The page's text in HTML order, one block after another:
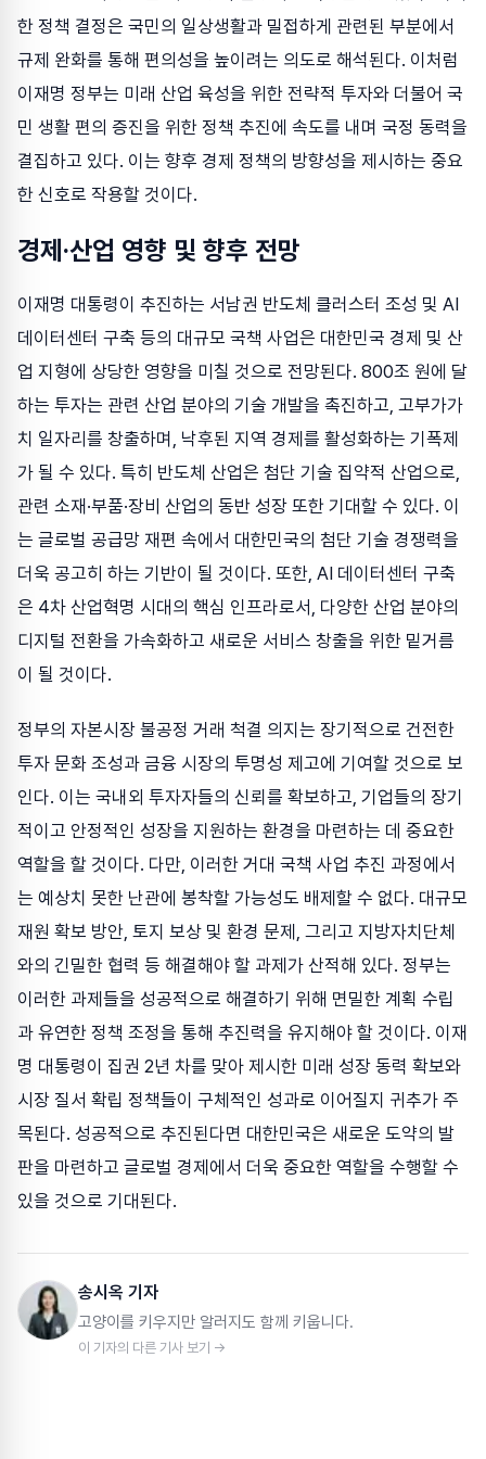
한 정책 결정은 국민의 일상생활과 밀접하게 관련된 부분에서
규제 완화를 통해 편의성을 높이려는 의도로 해석된다. 이처럼
이재명 정부는 미래 산업 육성을 위한 전략적 투자와 더불어 국
민 생활 편의 증진을 위한 정책 추진에 속도를 내며 국정 동력을
결집하고 있다. 이는 향후 경제 정책의 방향성을 제시하는 중요
한 신호로 작용할 것이다.
경제·산업 영향 및 향후 전망
이재명 대통령이 추진하는 서남권 반도체 클러스터 조성 및 AI
데이터센터 구축 등의 대규모 국책 사업은 대한민국 경제 및 산
업 지형에 상당한 영향을 미칠 것으로 전망된다. 800조 원에 달
하는 투자는 관련 산업 분야의 기술 개발을 촉진하고, 고부가가
치 일자리를 창출하며, 낙후된 지역 경제를 활성화하는 기폭제
가 될 수 있다. 특히 반도체 산업은 첨단 기술 집약적 산업으로,
관련 소재·부품·장비 산업의 동반 성장 또한 기대할 수 있다. 이
는 글로벌 공급망 재편 속에서 대한민국의 첨단 기술 경쟁력을
더욱 공고히 하는 기반이 될 것이다. 또한, AI 데이터센터 구축
은 4차 산업혁명 시대의 핵심 인프라로서, 다양한 산업 분야의
디지털 전환을 가속화하고 새로운 서비스 창출을 위한 밑거름
이 될 것이다.
정부의 자본시장 불공정 거래 척결 의지는 장기적으로 건전한
투자 문화 조성과 금융 시장의 투명성 제고에 기여할 것으로 보
인다. 이는 국내외 투자자들의 신뢰를 확보하고, 기업들의 장기
적이고 안정적인 성장을 지원하는 환경을 마련하는 데 중요한
역할을 할 것이다. 다만, 이러한 거대 국책 사업 추진 과정에서
는 예상치 못한 난관에 봉착할 가능성도 배제할 수 없다. 대규모
재원 확보 방안, 토지 보상 및 환경 문제, 그리고 지방자치단체
와의 긴밀한 협력 등 해결해야 할 과제가 산적해 있다. 정부는
이러한 과제들을 성공적으로 해결하기 위해 면밀한 계획 수립
과 유연한 정책 조정을 통해 추진력을 유지해야 할 것이다. 이재
명 대통령이 집권 2년 차를 맞아 제시한 미래 성장 동력 확보와
시장 질서 확립 정책들이 구체적인 성과로 이어질지 귀추가 주
목된다. 성공적으로 추진된다면 대한민국은 새로운 도약의 발
판을 마련하고 글로벌 경제에서 더욱 중요한 역할을 수행할 수
있을 것으로 기대된다.
송시옥 기자
고양이를 키우지만 알러지도 함께 키웁니다.
이 기자의 다른 기사 보기 →